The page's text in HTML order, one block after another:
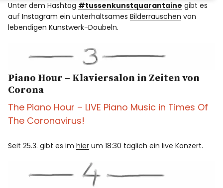
Unter dem Hashtag #tussenkunstquarantaine gibt es
auf Instagram ein unterhaltsamesBilderrauschen von
lebendigen Kunstwerk-Doubeln.
Piano Hour – Klaviersalon in Zeiten von
Corona
The Piano Hour – LIVE Piano Music in Times Of
The Coronavirus!
Seit 25.3. gibt es imhier um 18:30 täglich ein live Konzert.